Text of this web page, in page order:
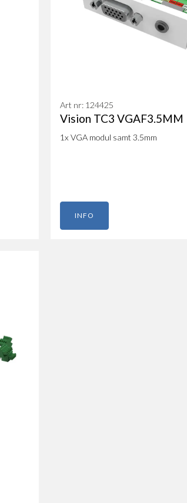
Art nr: 124425
Vision TC3 VGAF3.5MM
1x VGA modul samt 3.5mm
INFO